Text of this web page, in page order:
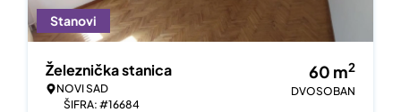
Stanovi
Železnička stanica
NOVI SAD
ŠIFRA: #16684
60 m2
DVOSOBAN